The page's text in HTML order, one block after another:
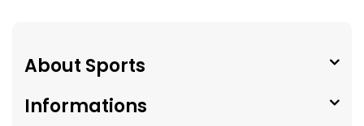
About Sports
Informations